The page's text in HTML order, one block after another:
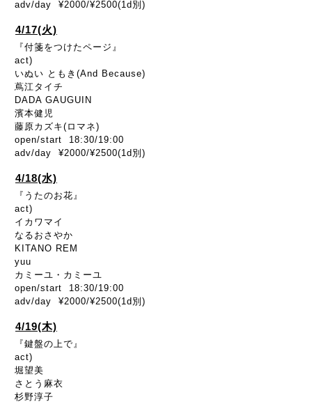
adv/day ¥2000/¥2500(1d別)
4/17(火)
『付箋をつけたページ』
act)
いぬい ともき(And Because)
蔦江タイチ
DADA GAUGUIN
濱本健児
藤原カズキ(ロマネ)
open/start 18:30/19:00
adv/day ¥2000/¥2500(1d別)
4/18(水)
『うたのお花』
act)
イカワマイ
なるおさやか
KITANO REM
yuu
カミーユ・カミーユ
open/start 18:30/19:00
adv/day ¥2000/¥2500(1d別)
4/19(木)
『鍵盤の上で』
act)
堀望美
さとう麻衣
杉野淳子